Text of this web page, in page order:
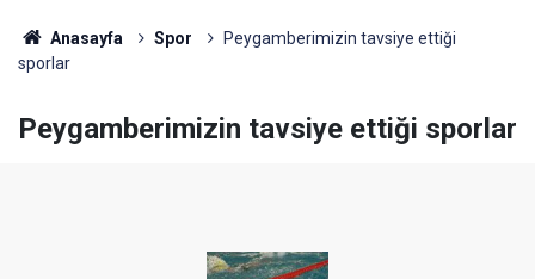
Anasayfa Spor
Peygamberimizin tavsiye ettiği
sporlar
Peygamberimizin tavsiye ettiği sporlar